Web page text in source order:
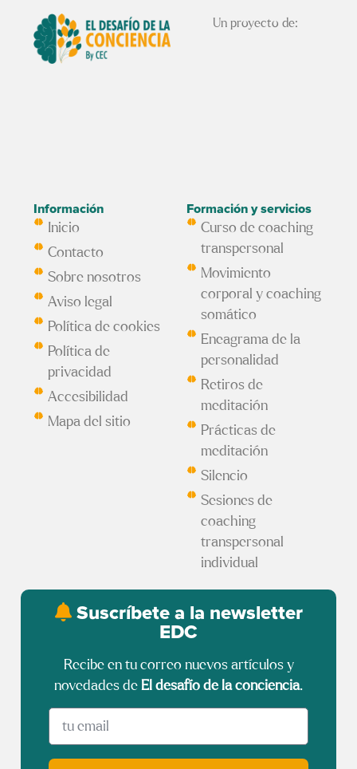
Un proyecto de:
Información
Inicio
Contacto
Sobre nosotros
Aviso legal
Política de cookies
Política de
privacidad
Accesibilidad
Mapa del sitio
Formación y servicios
Curso de coaching
transpersonal
Movimiento
corporal y coaching
somático
Eneagrama de la
personalidad
Retiros de
meditación
Prácticas de
meditación
Silencio
Sesiones de
coaching
transpersonal
individual
Suscríbete a la newsletter
EDC
Recibe en tu correo nuevos artículos y
novedades de El desafío de la conciencia.